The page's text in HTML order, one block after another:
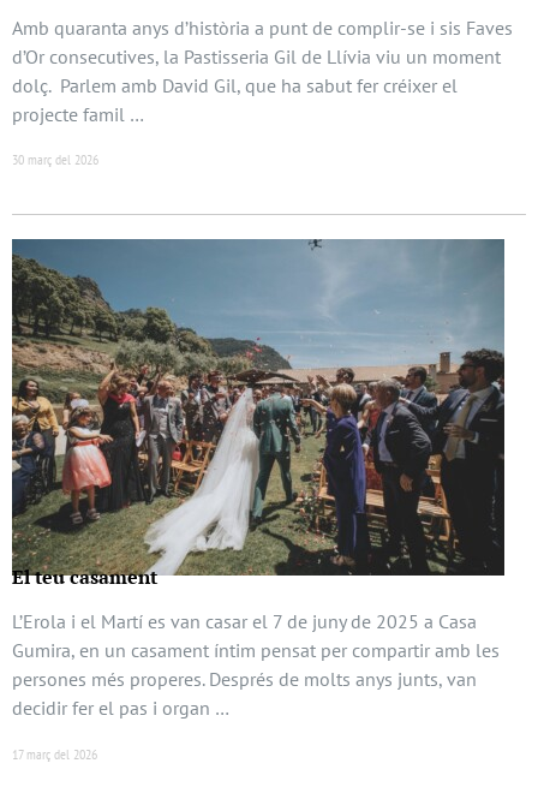
Amb quaranta anys d’història a punt de complir-se i sis Faves
d’Or consecutives, la Pastisseria Gil de Llívia viu un moment
dolç. Parlem amb David Gil, que ha sabut fer créixer el
projecte famil …
30 març del 2026
El teu casament
L’Erola i el Martí es van casar el 7 de juny de 2025 a Casa
Gumira, en un casament íntim pensat per compartir amb les
persones més properes. Després de molts anys junts, van
decidir fer el pas i organ …
17 març del 2026